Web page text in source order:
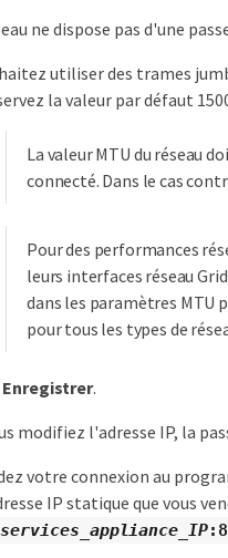
ne dispose pas d'une
utiliser des trames
la valeur par défaut
La valeur MTU du réseau
connecté. Dans le cas
Pour des performances
leurs interfaces réseau
dans les paramètres MTU
pour tous les types de
Enregistrer.
modifiez l'adresse IP, la
votre connexion au
IP statique que vous
services_appliance_IP